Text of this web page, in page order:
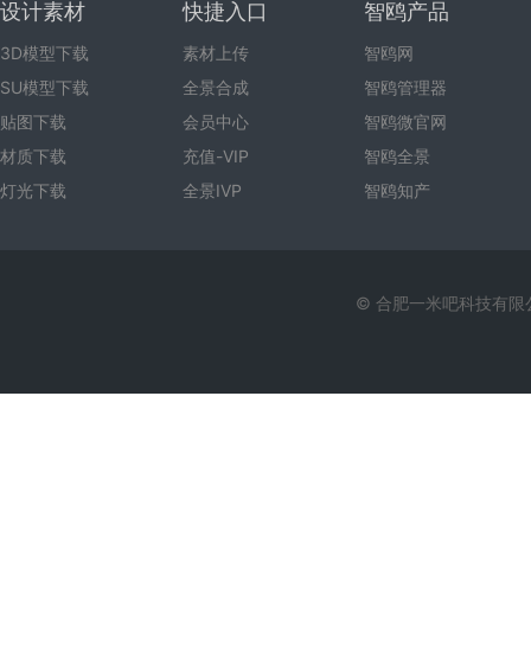
设计素材
3D模型下载
SU模型下载
贴图下载
材质下载
灯光下载
快捷入口
素材上传
全景合成
会员中心
充值-VIP
全景IVP
智鸥产品
智鸥网
智鸥管理器
智鸥微官网
智鸥全景
智鸥知产
© 合肥一米吧科技有